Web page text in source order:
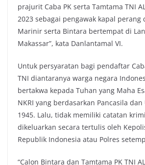
prajurit Caba PK serta Tamtama TNI
2023 sebagai pengawak kapal perang
Marinir serta Bintara bertempat di
Makassar”, kata Danlantamal VI.
Untuk persyaratan bagi pendaftar
TNI diantaranya warga negara
bertakwa kepada Tuhan yang Maha
NKRI yang berdasarkan Pancasila dan
1945. Lalu, tidak memiliki catatan
dikeluarkan secara tertulis oleh
Republik Indonesia atau Polres
“Calon Bintara dan Tamtama PK TNI